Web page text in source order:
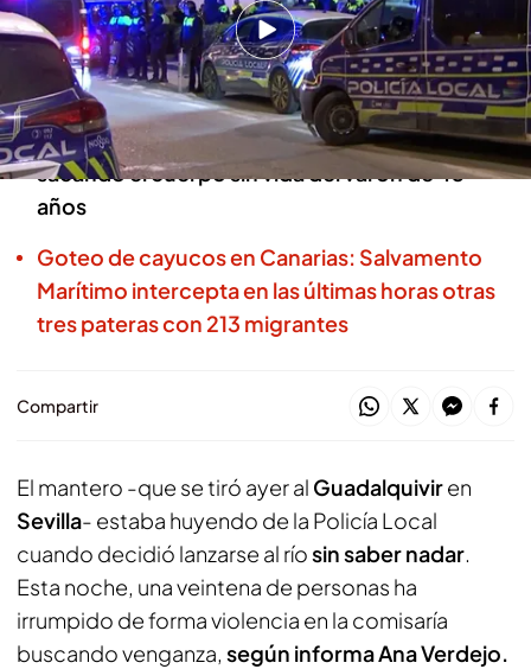
Familiares de la víctima lanzaron piedras a la
comisaría e hirieron a dos agentes
Los equipos de rescate acuático acabaron
sacando el cuerpo sin vida del varón de 43
años
Goteo de cayucos en Canarias: Salvamento
Marítimo intercepta en las últimas horas otras
tres pateras con 213 migrantes
Compartir
El mantero -que se tiró ayer al Guadalquiviren
Sevilla- estaba huyendo de la Policía Local
cuando decidió lanzarse al ríosin saber nadar.
Esta noche, una veintena de personas ha
irrumpido de forma violencia en la comisaría
buscando venganza, según informa Ana Verdejo.